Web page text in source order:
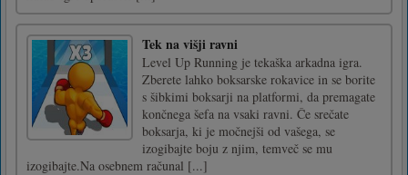
Tek na višji ravni
Level Up Running je tekaška arkadna igra.
Zberete lahko boksarske rokavice in se borite
s šibkimi boksarji na platformi, da premagate
končnega šefa na vsaki ravni. Če srečate
boksarja, ki je močnejši od vašega, se
izogibajte boju z njim, temveč se mu
izogibajte.Na osebnem računal [...]